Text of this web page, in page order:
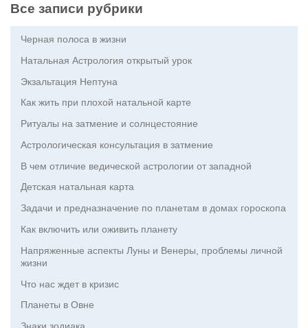
Все записи рубрики
Черная полоса в жизни
Натальная Астрология открытый урок
Экзальтация Нептуна
Как жить при плохой натальной карте
Ритуалы на затмение и солнцестояние
Астрологическая консультация в затмение
В чем отличие ведической астрологии от западной
Детская натальная карта
Задачи и предназначение по планетам в домах гороскопа
Как включить или оживить планету
Напряженные аспекты Луны и Венеры, проблемы личной
жизни
Что нас ждет в кризис
Планеты в Овне